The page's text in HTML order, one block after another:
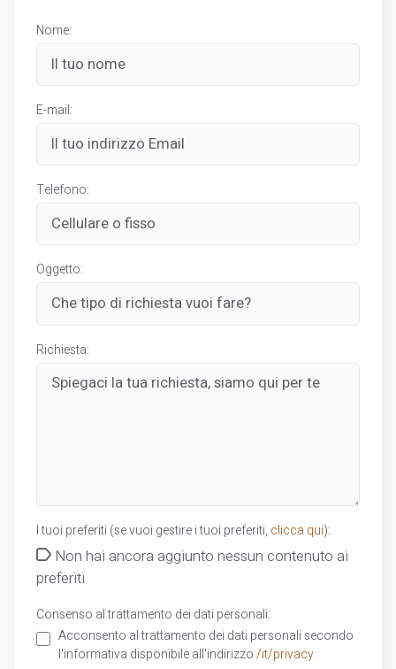
Nome:
E-mail:
Telefono:
Oggetto:
Richiesta:
I tuoi preferiti (se vuoi gestire i tuoi preferiti, clicca qui):
Non hai ancora aggiunto nessun contenuto ai
preferiti
Consenso al trattamento dei dati personali:
Acconsento al trattamento dei dati personali secondo
l'informativa disponibile all'indirizzo /it/privacy